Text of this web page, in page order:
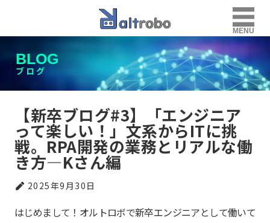
MENU
BLOG
ブログ
【新卒ブログ#3】「エンジニア
って楽しい！」文系からITに挑
戦。RPA開発の業務とリアルな働
き方—Kさん編
2025年9月30日
はじめまして！オルトロボで新卒エンジニアとして働いて